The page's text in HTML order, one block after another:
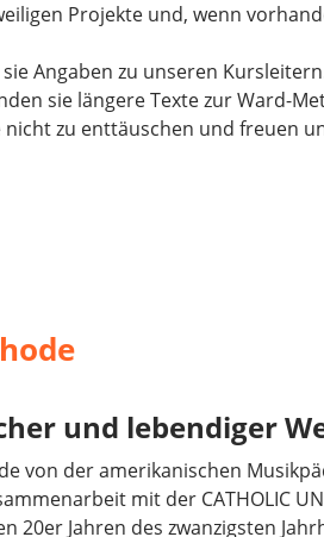
Projekte und, wenn
Angaben zu unseren
sie längere Texte zur Ward-
zu enttäuschen und freuen
und lebendiger
von der amerikanischen
mit der CATHOLIC
20er Jahren des zwanzigsten